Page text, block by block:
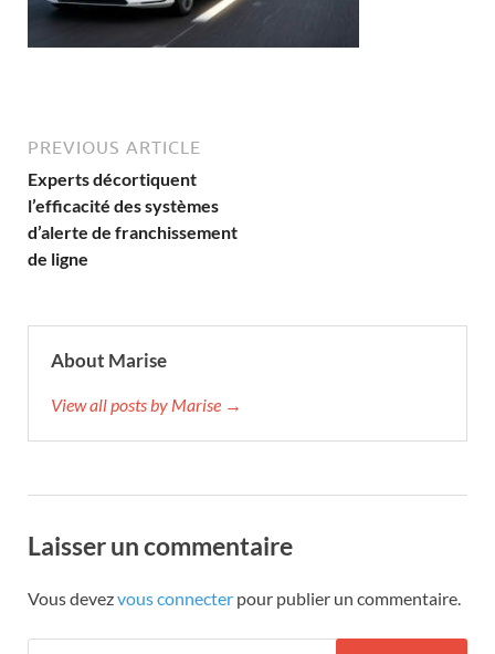
PREVIOUS ARTICLE
Experts décortiquent
l’efficacité des systèmes
d’alerte de franchissement
de ligne
About Marise
View all posts by Marise →
Laisser un commentaire
Vous devezvous connecter pour publier un commentaire.